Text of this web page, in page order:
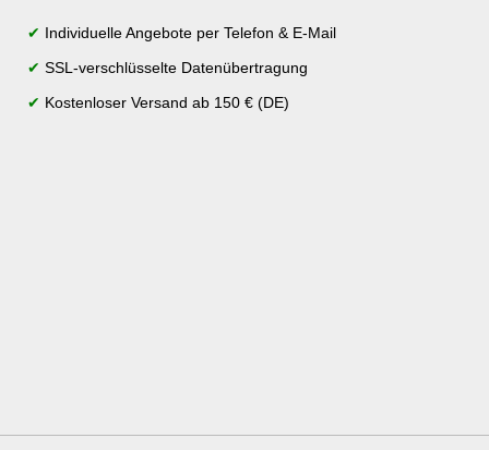
✔ Individuelle Angebote per Telefon & E-Mail
✔ SSL-verschlüsselte Datenübertragung
✔ Kostenloser Versand ab 150 € (DE)